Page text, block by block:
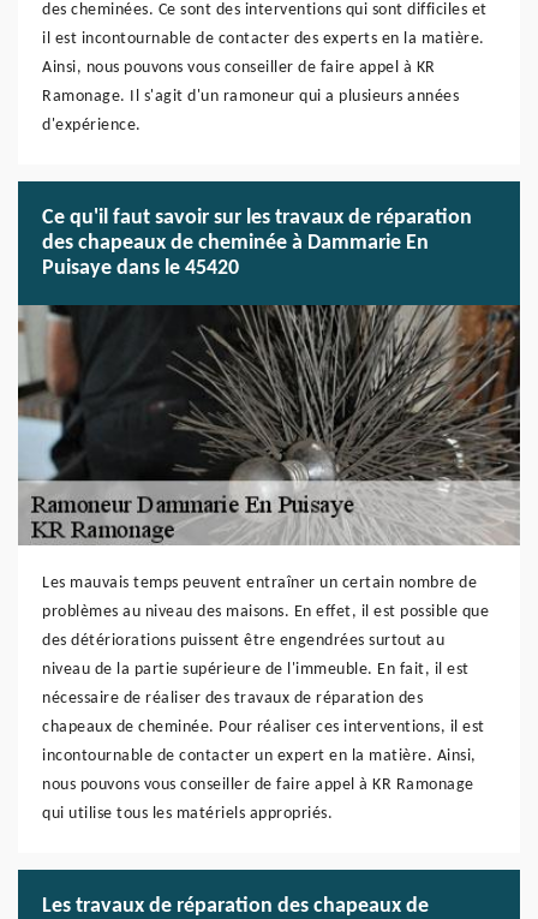
des cheminées. Ce sont des interventions qui sont difficiles et
il est incontournable de contacter des experts en la matière.
Ainsi, nous pouvons vous conseiller de faire appel à KR
Ramonage. Il s'agit d'un ramoneur qui a plusieurs années
d'expérience.
Ce qu'il faut savoir sur les travaux de réparation
des chapeaux de cheminée à Dammarie En
Puisaye dans le 45420
Les mauvais temps peuvent entraîner un certain nombre de
problèmes au niveau des maisons. En effet, il est possible que
des détériorations puissent être engendrées surtout au
niveau de la partie supérieure de l'immeuble. En fait, il est
nécessaire de réaliser des travaux de réparation des
chapeaux de cheminée. Pour réaliser ces interventions, il est
incontournable de contacter un expert en la matière. Ainsi,
nous pouvons vous conseiller de faire appel à KR Ramonage
qui utilise tous les matériels appropriés.
Les travaux de réparation des chapeaux de